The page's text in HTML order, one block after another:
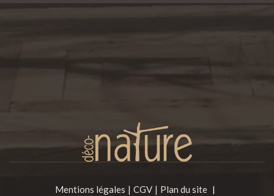
Mentions légales CGV Plan du site |